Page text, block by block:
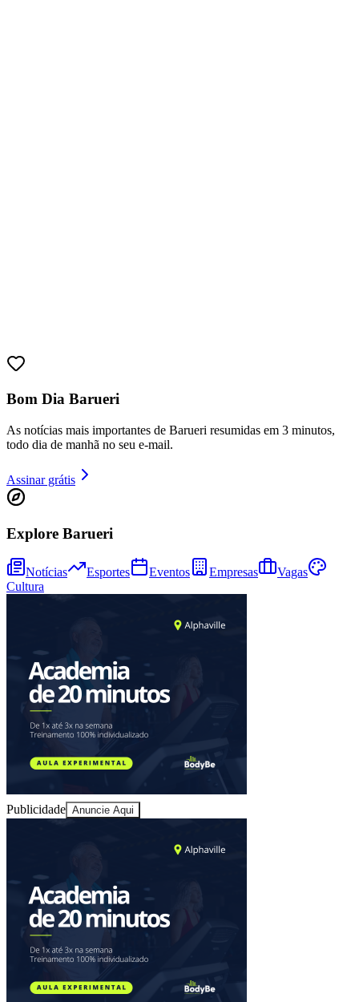
Sport
Juventude
Bom Dia Barueri
As notícias mais importantes de Barueri resumidas em 3 minutos,
todo dia de manhã no seu e-mail.
Assinar grátis
Explore Barueri
Notícias Esportes Eventos Empresas
Vagas
Cultura
Publicidade Anuncie Aqui